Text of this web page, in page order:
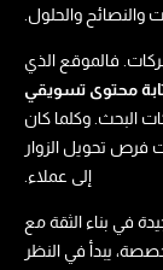
والنصائح والحلول.
فالموقع الذي
محتوى تسويقي​
البحث. وكلما كان
فرص تحويل الزوار
إلى عملاء.
في بناء الثقة مع
يبدأ في النظر